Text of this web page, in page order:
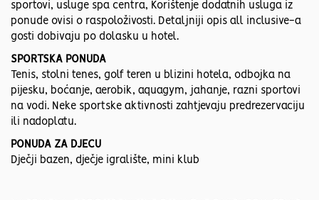
sportovi, usluge spa centra, Korištenje dodatnih usluga iz
ponude ovisi o raspoloživosti. Detaljniji opis all inclusive-a
gosti dobivaju po dolasku u hotel.
SPORTSKA PONUDA
Tenis, stolni tenes, golf teren u blizini hotela, odbojka na
pijesku, boćanje, aerobik, aquagym, jahanje, razni sportovi
na vodi. Neke sportske aktivnosti zahtjevaju predrezervaciju
ili nadoplatu.
PONUDA ZA DJECU
Dječji bazen, dječje igralište, mini klub